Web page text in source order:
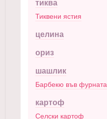
тиква
Тиквени ястия
целина
ориз
шашлик
Барбекю във фурната
картоф
Селски картоф